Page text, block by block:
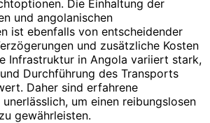
Die Einhaltung der
und angolanischen
ist ebenfalls von entscheidender
und zusätzliche Kosten
Infrastruktur in Angola variiert stark,
Durchführung des Transports
Daher sind erfahrene
um einen reibungslosen
gewährleisten.